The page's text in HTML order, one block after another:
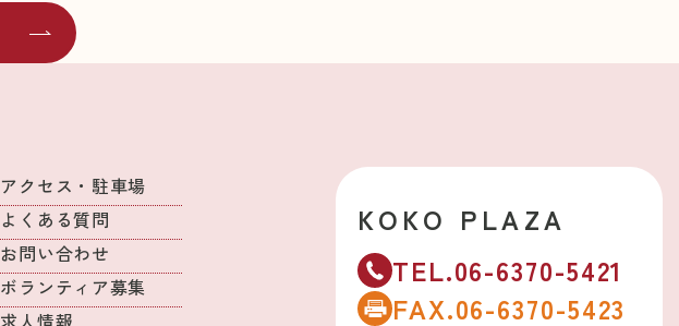
アクセス・駐車場
よくある質問
お問い合わせ
ボランティア募集
求人情報
KOKO PLAZA
TEL.06-6370-5421
FAX.06-6370-5423